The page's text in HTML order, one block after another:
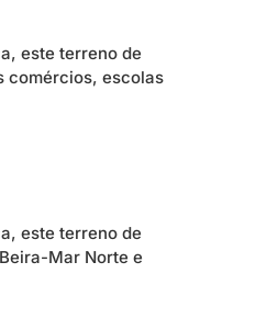
este terreno de
comércios, escolas
este terreno de
Mar Norte e